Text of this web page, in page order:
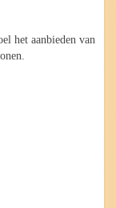
het aanbieden van